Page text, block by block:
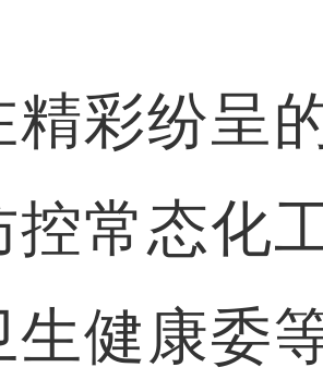
纷呈的
常态化
健康委